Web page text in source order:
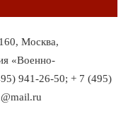
Москва,
«Военно-
941-26-50; + 7 (495)